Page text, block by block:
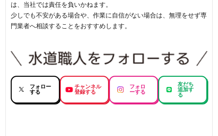
は、当社では責任を負いかねます。
少しでも不安がある場合や、作業に自信がない場合は、無理をせず専
門業者へ相談することをおすすめします。
フォロー
する
チャンネル
登録する
フォロ
ーする
友だち
追加す
る